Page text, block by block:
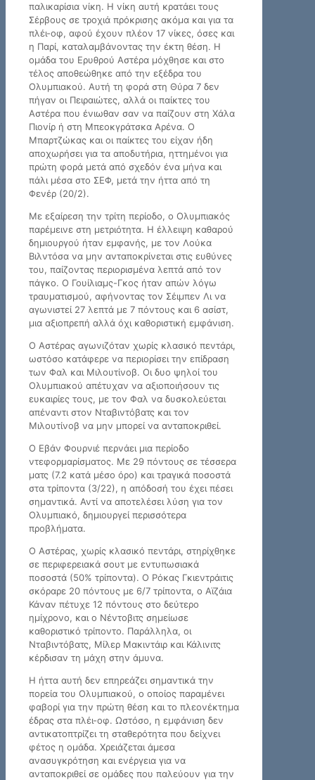
παλικαρίσια νίκη. Η νίκη αυτή κρατάει τους
Σέρβους σε τροχιά πρόκρισης ακόμα και για τα
πλέι-οφ, αφού έχουν πλέον 17 νίκες, όσες και
η Παρί, καταλαμβάνοντας την έκτη θέση. Η
ομάδα του Ερυθρού Αστέρα μόχθησε και στο
τέλος αποθεώθηκε από την εξέδρα του
Ολυμπιακού. Αυτή τη φορά στη Θύρα 7 δεν
πήγαν οι Πειραιώτες, αλλά οι παίκτες του
Αστέρα που ένιωθαν σαν να παίζουν στη Χάλα
Πιονίρ ή στη Μπεοκγράτσκα Αρένα. Ο
Μπαρτζώκας και οι παίκτες του είχαν ήδη
αποχωρήσει για τα αποδυτήρια, ηττημένοι για
πρώτη φορά μετά από σχεδόν ένα μήνα και
πάλι μέσα στο ΣΕΦ, μετά την ήττα από τη
Φενέρ (20/2).
Με εξαίρεση την τρίτη περίοδο, ο Ολυμπιακός
παρέμεινε στη μετριότητα. Η έλλειψη καθαρού
δημιουργού ήταν εμφανής, με τον Λούκα
Βιλντόσα να μην ανταποκρίνεται στις ευθύνες
του, παίζοντας περιορισμένα λεπτά από τον
πάγκο. Ο Γουίλιαμς-Γκος ήταν απών λόγω
τραυματισμού, αφήνοντας τον Σέιμπεν Λι να
αγωνιστεί 27 λεπτά με 7 πόντους και 6 ασίστ,
μια αξιοπρεπή αλλά όχι καθοριστική εμφάνιση.
Ο Αστέρας αγωνιζόταν χωρίς κλασικό πεντάρι,
ωστόσο κατάφερε να περιορίσει την επίδραση
των Φαλ και Μιλουτίνοβ. Οι δυο ψηλοί του
Ολυμπιακού απέτυχαν να αξιοποιήσουν τις
ευκαιρίες τους, με τον Φαλ να δυσκολεύεται
απέναντι στον Νταβιντόβατς και τον
Μιλουτίνοβ να μην μπορεί να ανταποκριθεί.
Ο Εβάν Φουρνιέ περνάει μια περίοδο
ντεφορμαρίσματος. Με 29 πόντους σε τέσσερα
ματς (7.2 κατά μέσο όρο) και τραγικά ποσοστά
στα τρίποντα (3/22), η απόδοσή του έχει πέσει
σημαντικά. Αντί να αποτελέσει λύση για τον
Ολυμπιακό, δημιουργεί περισσότερα
προβλήματα.
Ο Αστέρας, χωρίς κλασικό πεντάρι, στηρίχθηκε
σε περιφερειακά σουτ με εντυπωσιακά
ποσοστά (50% τρίποντα). Ο Ρόκας Γκιεντράιτις
σκόραρε 20 πόντους με 6/7 τρίποντα, ο Αϊζάια
Κάναν πέτυχε 12 πόντους στο δεύτερο
ημίχρονο, και ο Νέντοβιτς σημείωσε
καθοριστικό τρίποντο. Παράλληλα, οι
Νταβιντόβατς, Μίλερ Μακιντάιρ και Κάλινιτς
κέρδισαν τη μάχη στην άμυνα.
Η ήττα αυτή δεν επηρεάζει σημαντικά την
πορεία του Ολυμπιακού, ο οποίος παραμένει
φαβορί για την πρώτη θέση και το πλεονέκτημα
έδρας στα πλέι-οφ. Ωστόσο, η εμφάνιση δεν
αντικατοπτρίζει τη σταθερότητα που δείχνει
φέτος η ομάδα. Χρειάζεται άμεσα
ανασυγκρότηση και ενέργεια για να
ανταποκριθεί σε ομάδες που παλεύουν για την